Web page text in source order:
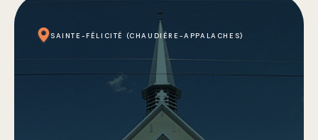
SAINTE-FÉLICITÉ (CHAUDIÈRE-APPALACHES)